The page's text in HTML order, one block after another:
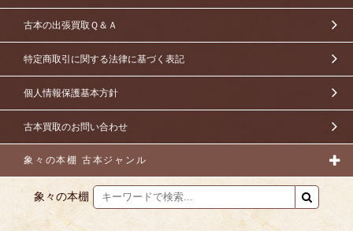
古本の出張買取Ｑ＆Ａ
特定商取引に関する法律に基づく表記
個人情報保護基本方針
古本買取のお問い合わせ
象々の本棚 古本ジャンル
象々の本棚